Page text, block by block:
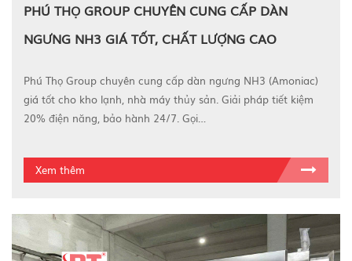
PHÚ THỌ GROUP CHUYÊN CUNG CẤP DÀN
NGƯNG NH3 GIÁ TỐT, CHẤT LƯỢNG CAO
Phú Thọ Group chuyên cung cấp dàn ngưng NH3 (Amoniac)
giá tốt cho kho lạnh, nhà máy thủy sản. Giải pháp tiết kiệm
20% điện năng, bảo hành 24/7. Gọi…
Xem thêm